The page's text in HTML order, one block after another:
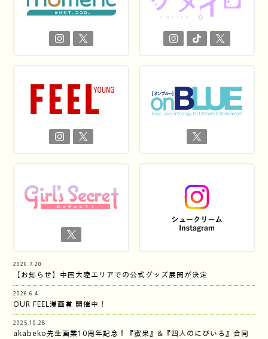
2026.7.20
【お知らせ】中国大陸エリアでの公式グッズ展開が決定
2026.6.4
OUR FEEL漫画賞 開催中！
2025.10.28
akabeko先生画業10周年記念！『蜜果』&『四人のにびいろ』合同